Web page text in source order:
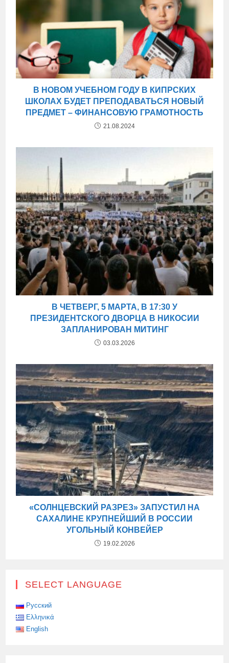
В НОВОМ УЧЕБНОМ ГОДУ В КИПРСКИХ
ШКОЛАХ БУДЕТ ПРЕПОДАВАТЬСЯ НОВЫЙ
ПРЕДМЕТ – ФИНАНСОВУЮ ГРАМОТНОСТЬ
21.08.2024
В ЧЕТВЕРГ, 5 МАРТА, В 17:30 У
ПРЕЗИДЕНТСКОГО ДВОРЦА В НИКОСИИ
ЗАПЛАНИРОВАН МИТИНГ
03.03.2026
«СОЛНЦЕВСКИЙ РАЗРЕЗ» ЗАПУСТИЛ НА
САХАЛИНЕ КРУПНЕЙШИЙ В РОССИИ
УГОЛЬНЫЙ КОНВЕЙЕР
19.02.2026
SELECT LANGUAGE
Русский
Ελληνικά
English